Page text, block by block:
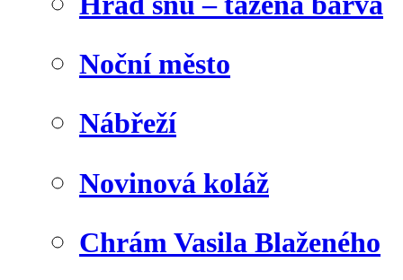
Noční město
Nábřeží
Novinová koláž
Chrám Vasila Blaženého